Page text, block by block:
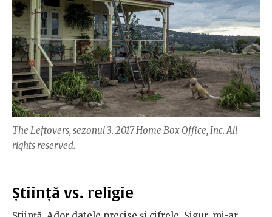
The Leftovers, sezonul 3. 2017 Home Box Office, Inc. All
rights reserved.
Știință vs. religie